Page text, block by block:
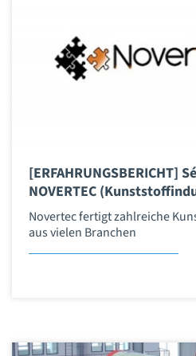
[ERFAHRUNGSBERICHT]
NOVERTEC
Novertec fertigt zahlreiche
aus vielen Branchen